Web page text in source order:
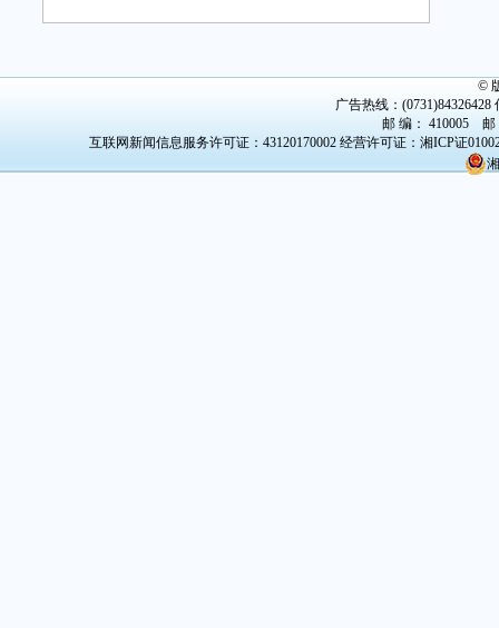
©
广告热线：(0731)84326428
邮 编： 410005 邮
互联网新闻信息服务许可证：43120170002经营许可证：湘ICP证